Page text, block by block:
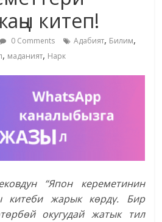
китеп!
0 Comments Адабият, Билим,
, маданият, Нарк
“Япон кереметинин
китеби жарык көрдү. Бир
окугудай жатык тил